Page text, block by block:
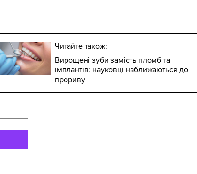
Читайте також:
Вирощені зуби замість пломб та
імплантів: науковці наближаються до
прориву